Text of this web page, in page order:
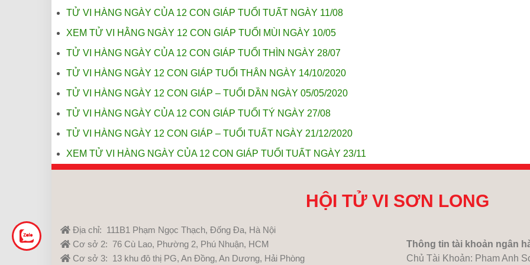
TỬ VI HÀNG NGÀY CỦA 12 CON GIÁP TUỔI TUẤT NGÀY 11/08
XEM TỬ VI HẰNG NGÀY 12 CON GIÁP TUỔI MÙI NGÀY 10/05
TỬ VI HÀNG NGÀY CỦA 12 CON GIÁP TUỔI THÌN NGÀY 28/07
TỬ VI HÀNG NGÀY 12 CON GIÁP TUỔI THÂN NGÀY 14/10/2020
TỬ VI HÀNG NGÀY 12 CON GIÁP – TUỔI DẦN NGÀY 05/05/2020
TỬ VI HÀNG NGÀY CỦA 12 CON GIÁP TUỔI TÝ NGÀY 27/08
TỬ VI HÀNG NGÀY 12 CON GIÁP – TUỔI TUẤT NGÀY 21/12/2020
XEM TỬ VI HÀNG NGÀY CỦA 12 CON GIÁP TUỔI TUẤT NGÀY 23/11
HỘI TỬ VI SƠN LONG
Địa chỉ: 111B1 Phạm Ngọc Thạch, Đống Đa, Hà Nội
Cơ sở 2: 76 Cù Lao, Phường 2, Phú Nhuận, HCM
Cơ sở 3: 13 khu đô thị PG, An Đồng, An Dương, Hải Phòng
Thông tin tài khoản ngân
Chủ Tài Khoản: Pham Anh